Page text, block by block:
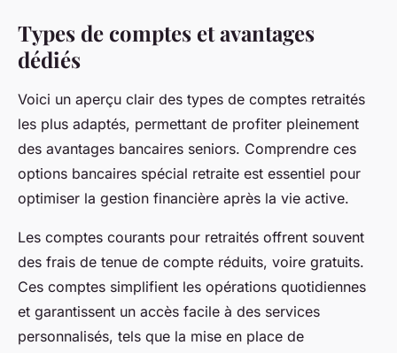
Types de comptes et avantages
dédiés
Voici un aperçu clair des types de comptes retraités
les plus adaptés, permettant de profiter pleinement
des avantages bancaires seniors. Comprendre ces
options bancaires spécial retraite est essentiel pour
optimiser la gestion financière après la vie active.
Les comptes courants pour retraités offrent souvent
des frais de tenue de compte réduits, voire gratuits.
Ces comptes simplifient les opérations quotidiennes
et garantissent un accès facile à des services
personnalisés, tels que la mise en place de